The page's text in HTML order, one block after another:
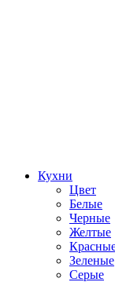
Кухни
Цвет
Белые
Черные
Желтые
Зеленые
Серые